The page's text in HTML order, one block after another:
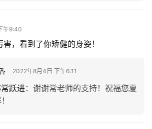
午9:40
，看到了你矫健的身姿！
2022年8月4日 下午6:11
跃进： 谢谢常老师的支持！祝福您夏